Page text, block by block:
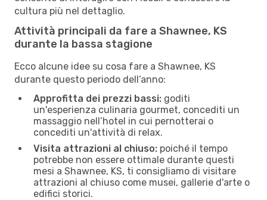
cultura più nel dettaglio.
Attività principali da fare a Shawnee, KS
durante la bassa stagione
Ecco alcune idee su cosa fare a Shawnee, KS
durante questo periodo dell’anno:
Approfitta dei prezzi bassi: goditi
un'esperienza culinaria gourmet, concediti un
massaggio nell’hotel in cui pernotterai o
concediti un'attività di relax.
Visita attrazioni al chiuso: poiché il tempo
potrebbe non essere ottimale durante questi
mesi a Shawnee, KS, ti consigliamo di visitare
attrazioni al chiuso come musei, gallerie d'arte o
edifici storici.